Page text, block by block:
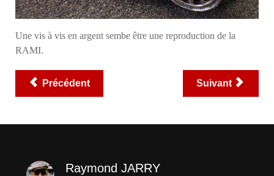
Une vis à vis en argent sembe être une reproduction de la
RAMI.
Précédent Suivant
Raymond JARRY